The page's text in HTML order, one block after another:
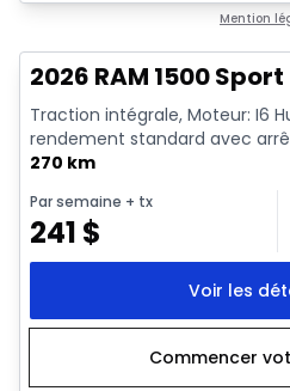
Mention
2026 RAM 1500 Sport
Traction intégrale, Moteur: I6
rendement standard avec
270 km
Par semaine + tx
241 $
Voir les
Commencer